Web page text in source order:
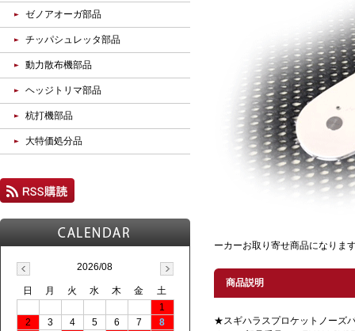
ーカーお取り寄せ商品になりま
商品説明
★スギハラスプロケットノーズ
ゼノアオーガ部品
チッパシュレッタ部品
動力散布機部品
ヘッジトリマ部品
杭打機部品
大特価処分品
2026/08
日 月 火 水 木 金
土
1
2
3 4 5 6 7
8